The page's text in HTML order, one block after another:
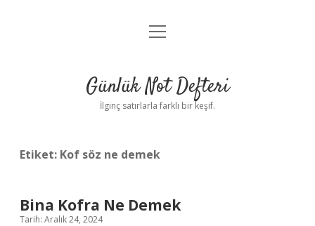
Anasayfa
Yasal Uyarı
menüyü
Günlük Not Defteri
İlginç satırlarla farklı bir keşif.
Etiket: Kof söz ne demek
Bina Kofra Ne Demek
Tarih: Aralık 24, 2024